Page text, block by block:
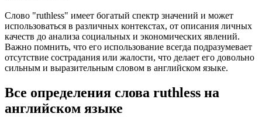
Слово "ruthless" имеет богатый спектр значений и может
использоваться в различных контекстах, от описания личных
качеств до анализа социальных и экономических явлений.
Важно помнить, что его использование всегда подразумевает
отсутствие сострадания или жалости, что делает его довольно
сильным и выразительным словом в английском языке.
Все определения слова ruthless на
английском языке